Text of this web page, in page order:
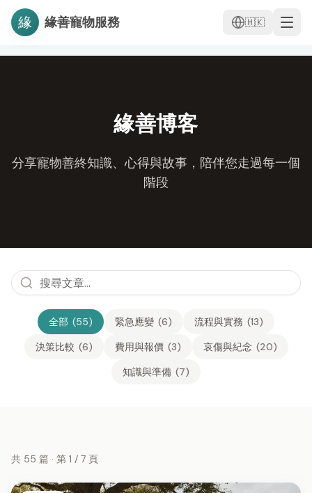
緣 緣善寵物服務 🇭🇰
緣善博客
分享寵物善終知識、心得與故事，陪伴您走過每一個
階段
全部 (55) 緊急應變 (6) 流程與實務 (13)
決策比較 (6) 費用與報價 (3) 哀傷與紀念 (20)
知識與準備 (7)
共 55 篇 · 第 1 / 7 頁